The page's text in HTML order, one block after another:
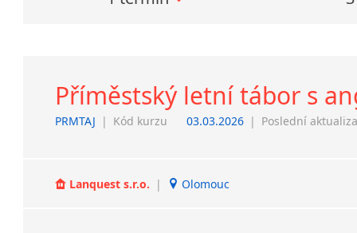
Příměstský letní tábor s
PRMTAJ | Kód kurzu 03.03.2026 | Poslední
Lanquest s.r.o. | Olomouc